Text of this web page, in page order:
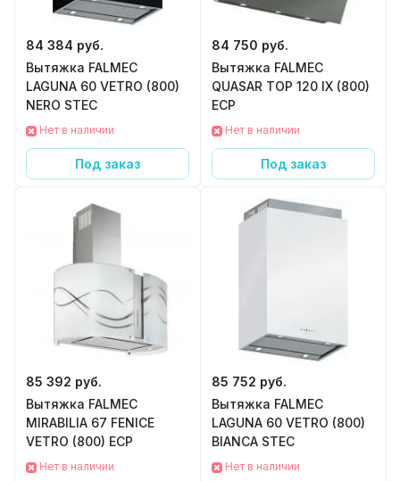
84 384 руб.
Вытяжка FALMEC
LAGUNA 60 VETRO (800)
NERO STEC
Нет в наличии
Под заказ
84 750 руб.
Вытяжка FALMEC
QUASAR TOP 120 IX (800)
ECP
Нет в наличии
Под заказ
85 392 руб.
Вытяжка FALMEC
MIRABILIA 67 FENICE
VETRO (800) ECP
Нет в наличии
85 752 руб.
Вытяжка FALMEC
LAGUNA 60 VETRO (800)
BIANCA STEC
Нет в наличии